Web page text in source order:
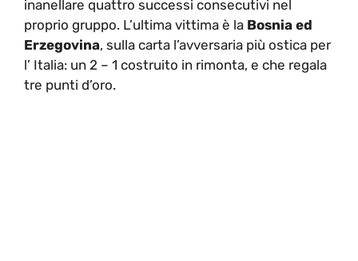
inanellare quattro successi consecutivi nel
proprio gruppo. L’ultima vittima è la Bosnia ed
Erzegovina, sulla carta l’avversaria più ostica per
l’ Italia: un 2 – 1 costruito in rimonta, e che regala
tre punti d’oro.